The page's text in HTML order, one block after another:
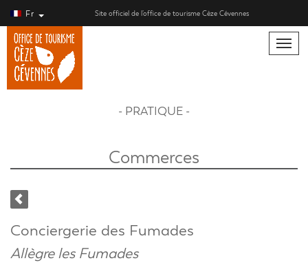
Fr Site officiel de l’office de tourisme Cèze Cévennes
Toggle
- PRATIQUE -
Commerces
Conciergerie des Fumades
Allègre les Fumades